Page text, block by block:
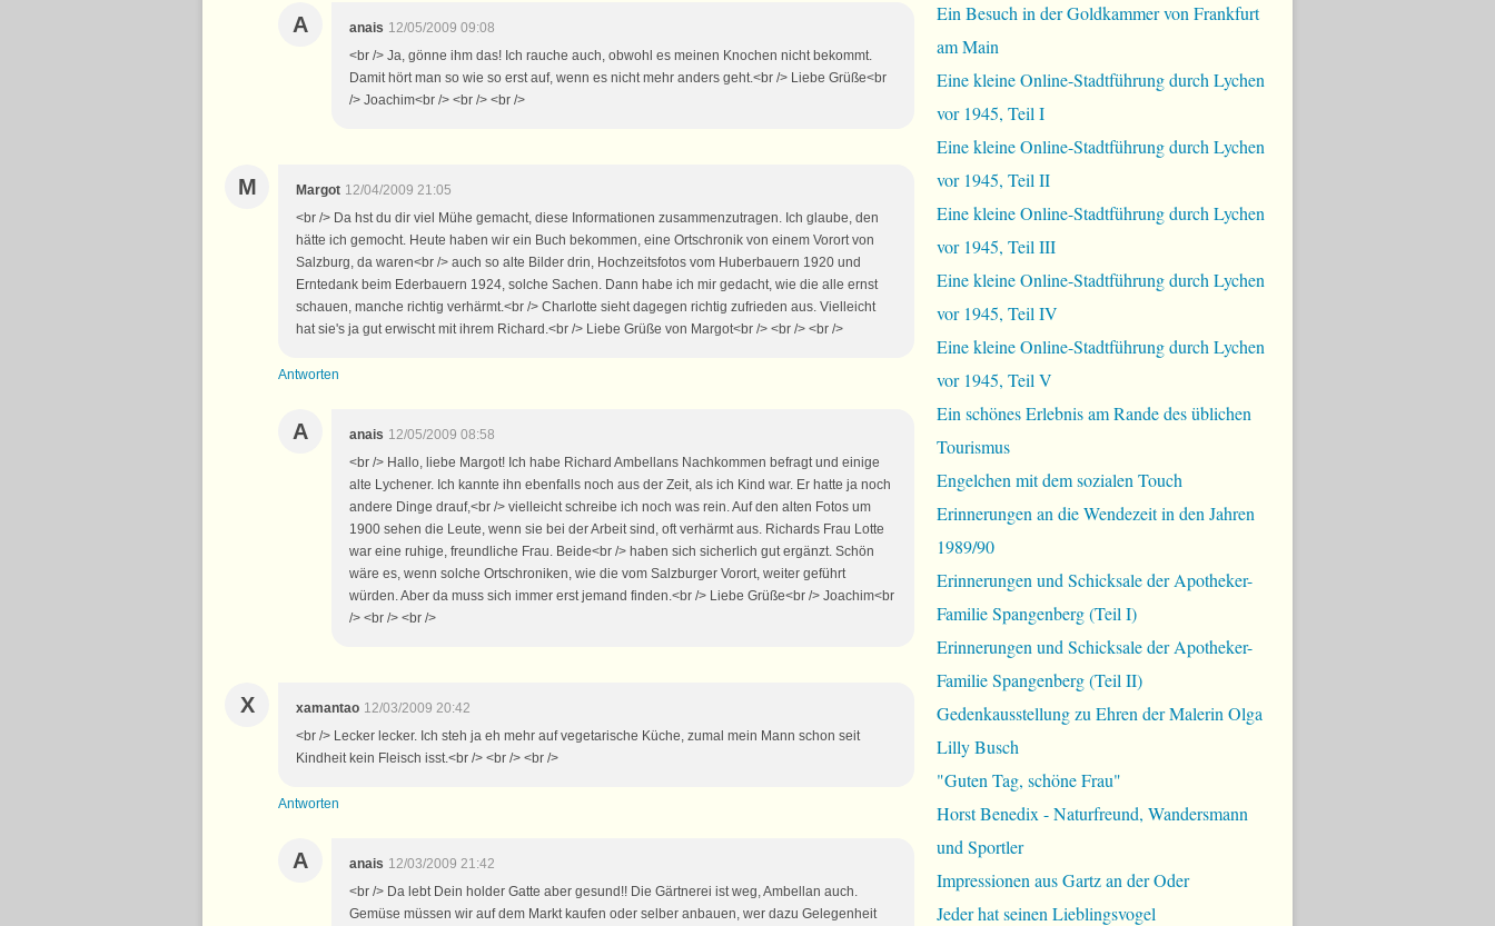
A anais 12/05/2009 09:08
<br /> Ja, gönne ihm das! Ich rauche auch, obwohl es meinen Knochen nicht bekommt.
Damit hört man so wie so erst auf, wenn es nicht mehr anders geht.<br /> Liebe Grüße<br
/> Joachim<br /> <br /> <br />
M Margot 12/04/2009 21:05
<br /> Da hst du dir viel Mühe gemacht, diese Informationen zusammenzutragen. Ich glaube, den
hätte ich gemocht. Heute haben wir ein Buch bekommen, eine Ortschronik von einem Vorort von
Salzburg, da waren<br /> auch so alte Bilder drin, Hochzeitsfotos vom Huberbauern 1920 und
Erntedank beim Ederbauern 1924, solche Sachen. Dann habe ich mir gedacht, wie die alle ernst
schauen, manche richtig verhärmt.<br /> Charlotte sieht dagegen richtig zufrieden aus. Vielleicht
hat sie's ja gut erwischt mit ihrem Richard.<br /> Liebe Grüße von Margot<br /> <br /> <br />
Antworten
A anais 12/05/2009 08:58
<br /> Hallo, liebe Margot! Ich habe Richard Ambellans Nachkommen befragt und einige
alte Lychener. Ich kannte ihn ebenfalls noch aus der Zeit, als ich Kind war. Er hatte ja noch
andere Dinge drauf,<br /> vielleicht schreibe ich noch was rein. Auf den alten Fotos um
1900 sehen die Leute, wenn sie bei der Arbeit sind, oft verhärmt aus. Richards Frau Lotte
war eine ruhige, freundliche Frau. Beide<br /> haben sich sicherlich gut ergänzt. Schön
wäre es, wenn solche Ortschroniken, wie die vom Salzburger Vorort, weiter geführt
würden. Aber da muss sich immer erst jemand finden.<br /> Liebe Grüße<br /> Joachim<br
/> <br /> <br />
X xamantao 12/03/2009 20:42
<br /> Lecker lecker. Ich steh ja eh mehr auf vegetarische Küche, zumal mein Mann schon seit
Kindheit kein Fleisch isst.<br /> <br /> <br />
Antworten
A anais 12/03/2009 21:42
<br /> Da lebt Dein holder Gatte aber gesund!! Die Gärtnerei ist weg, Ambellan auch.
Gemüse müssen wir auf dem Markt kaufen oder selber anbauen, wer dazu Gelegenheit
Ein Besuch in der Goldkammer von Frankfurt
am Main
Eine kleine Online-Stadtführung durch Lychen
vor 1945, Teil I
Eine kleine Online-Stadtführung durch Lychen
vor 1945, Teil II
Eine kleine Online-Stadtführung durch Lychen
vor 1945, Teil III
Eine kleine Online-Stadtführung durch Lychen
vor 1945, Teil IV
Eine kleine Online-Stadtführung durch Lychen
vor 1945, Teil V
Ein schönes Erlebnis am Rande des üblichen
Tourismus
Engelchen mit dem sozialen Touch
Erinnerungen an die Wendezeit in den Jahren
1989/90
Erinnerungen und Schicksale der Apotheker-
Familie Spangenberg (Teil I)
Erinnerungen und Schicksale der Apotheker-
Familie Spangenberg (Teil II)
Gedenkausstellung zu Ehren der Malerin Olga
Lilly Busch
"Guten Tag, schöne Frau"
Horst Benedix - Naturfreund, Wandersmann
und Sportler
Impressionen aus Gartz an der Oder
Jeder hat seinen Lieblingsvogel